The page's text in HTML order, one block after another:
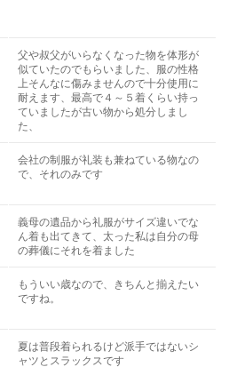
父や叔父がいらなくなった物を体形が
似ていたのでもらいました、服の性格
上そんなに傷みませんので十分使用に
耐えます、最高で４～５着くらい持っ
ていましたが古い物から処分しまし
た、
会社の制服が礼装も兼ねている物なの
で、それのみです
義母の遺品から礼服がサイズ違いでな
ん着も出てきて、太った私は自分の母
の葬儀にそれを着ました
もういい歳なので、きちんと揃えたい
ですね。
夏は普段着られるけど派手ではないシ
ャツとスラックスです